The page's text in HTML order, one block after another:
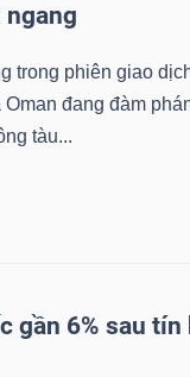
ngang
trong phiên giao
đang đàm
tàu...
gần 6% sau